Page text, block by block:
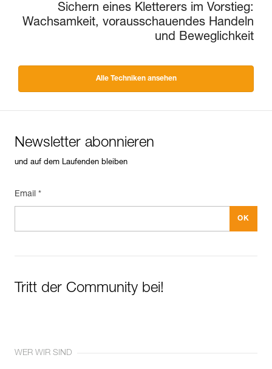
Sichern eines Kletterers im Vorstieg:
Wachsamkeit, vorausschauendes Handeln
und Beweglichkeit
Alle Techniken ansehen
Newsletter abonnieren
und auf dem Laufenden bleiben
Email *
Tritt der Community bei!
WER WIR SIND